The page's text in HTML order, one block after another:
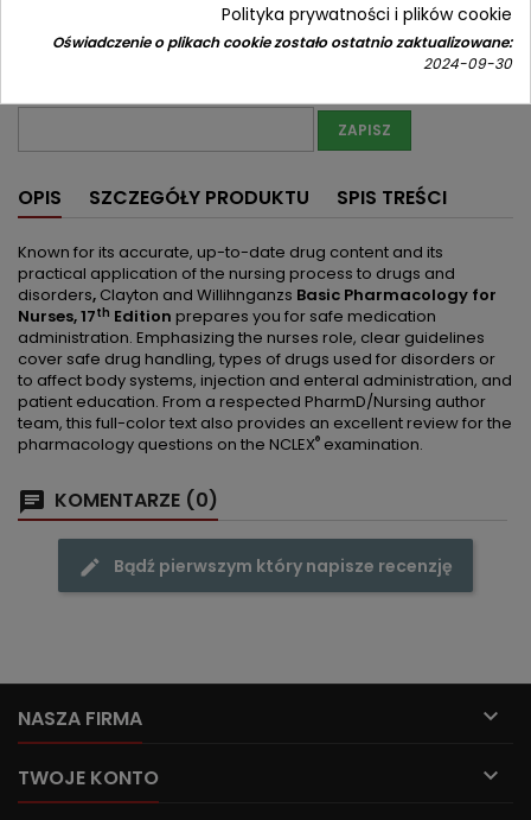
Powiadom mnie o dostępności
Wprowadź swój adres email, aby otrzymać powiadomienie o
ZAPISZ
OPIS SZCZEGÓŁY PRODUKTU SPIS TREŚCI
Known for its accurate, up-to-date drug content and its
practical application of the nursing process to drugs and
disorders, Clayton and Willihnganzs Basic Pharmacology for
Nurses, 17th Edition prepares you for safe medication
administration. Emphasizing the nurses role, clear guidelines
cover safe drug handling, types of drugs used for disorders or
to affect body systems, injection and enteral administration, and
patient education. From a respected PharmD/Nursing author
team, this full-color text also provides an excellent review for the
pharmacology questions on the NCLEX® examination.
KOMENTARZE (0)
Bądź pierwszym który napisze recenzję
NASZA FIRMA 
TWOJE KONTO 
Polityka prywatności i plików cookie
Oświadczenie o plikach cookie zostało ostatnio zaktualizowane:
2024-09-30